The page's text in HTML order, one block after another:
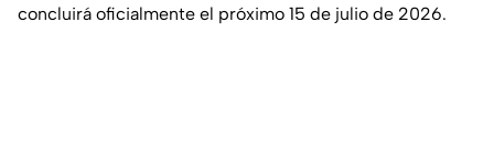
concluirá oficialmente el próximo 15 de julio de 2026.